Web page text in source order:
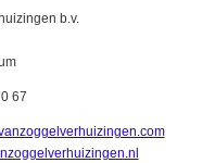
b.v.
67